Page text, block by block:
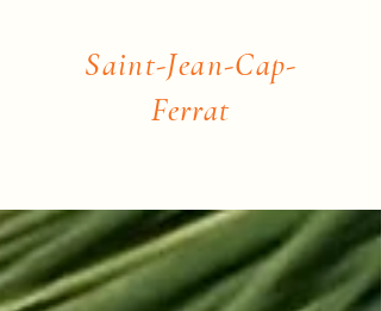
Saint-Jean-Cap-
Ferrat